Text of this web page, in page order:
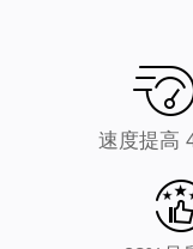
速度提高